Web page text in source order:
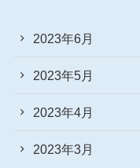
2023年6月
2023年5月
2023年4月
2023年3月